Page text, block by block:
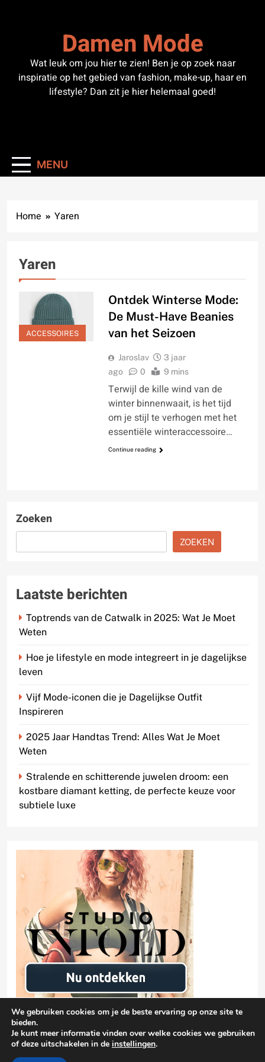
Damen Mode
Wat leuk om jou hier te zien! Ben je op zoek naar
inspiratie op het gebied van fashion, make-up, haar en
lifestyle? Dan zit je hier helemaal goed!
MENU
Home Yaren
Yaren
ACCESSOIRES
Ontdek Winterse Mode:
De Must-Have Beanies
van het Seizoen
Jaroslav
3 jaar
ago
0 9 mins
Terwijl de kille wind van de
winter binnenwaait, is het tijd
om je stijl te verhogen met het
essentiële winteraccessoire…
Continue reading
Zoeken
ZOEKEN
Laatste berichten
Toptrends van de Catwalk in 2025: Wat Je Moet
Weten
Hoe je lifestyle en mode integreert in je dagelijkse
leven
Vijf Mode-iconen die je Dagelijkse Outfit
Inspireren
2025 Jaar Handtas Trend: Alles Wat Je Moet
Weten
Stralende en schitterende juwelen droom: een
kostbare diamant ketting, de perfecte keuze voor
subtiele luxe
damen-mode.net 2026 |
We gebruiken cookies om je de beste ervaring op onze site te
bieden.
Je kunt meer informatie vinden over welke cookies we gebruiken
of deze uitschakelen in de instellingen.